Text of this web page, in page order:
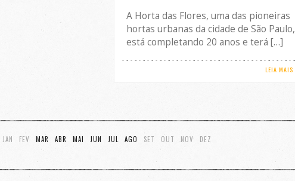
A Horta das Flores, uma das pioneiras
hortas urbanas da cidade de São Paulo,
está completando 20 anos e terá […]
LEIA MAIS
JAN FEV MAR ABR MAI JUN JUL AGO SET OUT NOV DEZ